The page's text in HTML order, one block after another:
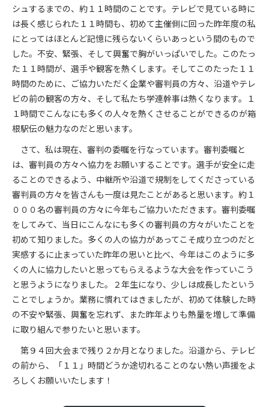
シュするまでの、約１１時間のことです。テレビで見ている時に
は長く感じられた１１時間も、初めて主催側に回った昨年度の私
にとってはほとんど記憶に残らないくらいあっという間のもので
した。不安、緊張、そして興奮で胸がいっぱいでした。このたっ
た１１時間が、選手や観客を熱くします。そしてこのたった１１
時間のために、ご協力いただく企業や審判員の方々、沿道やテレ
ビの前の観客の方々、そして私たち学連幹事は熱くなります。１
１時間でこんなにも多くの人々を熱くさせることができるのが箱
根駅伝の魅力なのだと思います。
さて、私は現在、審判の委嘱を行なっています。審判委嘱と
は、審判員の方々へ協力をお願いすることです。選手が安全に走
ることのできるよう、中継所や沿道で規制をしてくださっている
審判員の方々を皆さんも一度は見たことがあると思います。約１
０００名の審判員の方々に今年もご協力いただきます。審判委嘱
をしてみて、当日にこんなにも多くの審判員の方々がいたことを
初めて知りました。多くの人の協力があってこそ成り立つのだと
実感するに止まっていた昨年の思いと比べ、今年はこのように多
くの人に協力したいと思ってもらえるような大会を作っていこう
と思うようになりました。２年生になり、少しは成長したという
ことでしょうか。業務に慣れてはきましたが、初めて体験した時
の不安や緊張、興奮を忘れず、また昨年よりも熱量を増して準備
に取り組んで参りたいと思います。
第９４回大会まで残り２か月となりました。沿道から、テレビ
の前から、「１１」時間どうか途切れることのない熱い声援をよ
ろしくお願いいたします！